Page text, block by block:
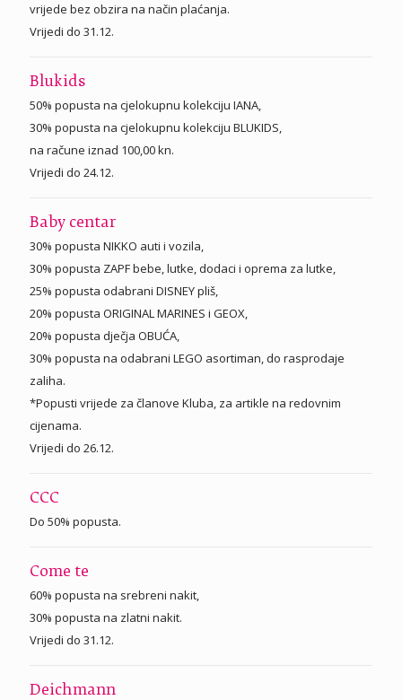
vrijede bez obzira na način plaćanja.
Vrijedi do 31.12.
Blukids
50% popusta na cjelokupnu kolekciju IANA,
30% popusta na cjelokupnu kolekciju BLUKIDS,
na račune iznad 100,00 kn.
Vrijedi do 24.12.
Baby centar
30% popusta NIKKO auti i vozila,
30% popusta ZAPF bebe, lutke, dodaci i oprema za lutke,
25% popusta odabrani DISNEY pliš,
20% popusta ORIGINAL MARINES i GEOX,
20% popusta dječja OBUĆA,
30% popusta na odabrani LEGO asortiman, do rasprodaje
zaliha.
*Popusti vrijede za članove Kluba, za artikle na redovnim
cijenama.
Vrijedi do 26.12.
CCC
Do 50% popusta.
Come te
60% popusta na srebreni nakit,
30% popusta na zlatni nakit.
Vrijedi do 31.12.
Deichmann